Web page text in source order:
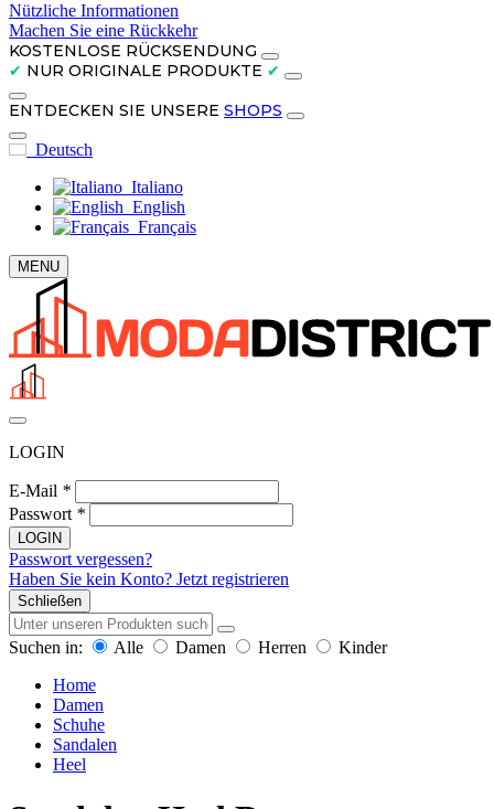
Nützliche Informationen
Machen Sie eine Rückkehr
KOSTENLOSE RÜCKSENDUNG
✔ NUR ORIGINALE PRODUKTE ✔
ENTDECKEN SIE UNSERE SHOPS
Deutsch
Italiano
English
Français
MENU
LOGIN
E-Mail *
Passwort *
LOGIN
Passwort vergessen?
Haben Sie kein Konto? Jetzt registrieren
Schließen
Suchen in: Alle Damen Herren
Kinder
Home
Damen
Schuhe
Sandalen
Heel